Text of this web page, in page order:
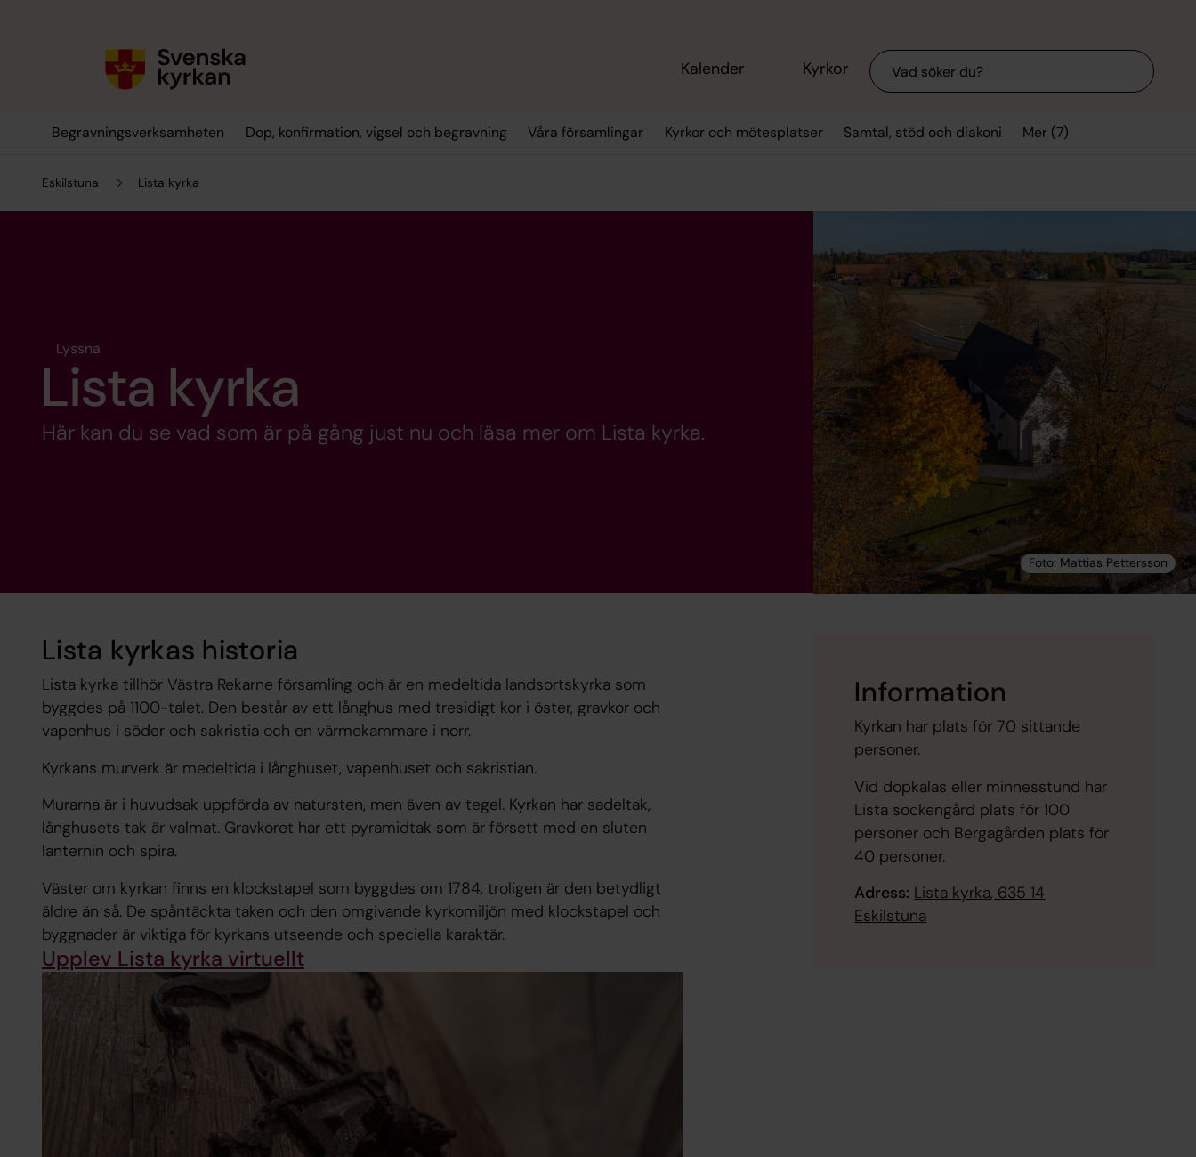
Kalender Kyrkor Sök
Begravningsverksamheten Dop, konfirmation, vigsel och begravning Våra församlingar Kyrkor och mötesplatser Samtal, stöd och diakoni Mer (7)
Eskilstuna Lista kyrka
Lyssna
Lista kyrka
Här kan du se vad som är på gång just nu och läsa mer om Lista kyrka.
Lista kyrkas historia
Lista kyrka tillhör Västra Rekarne församling och är en medeltida landsortskyrka som
byggdes på 1100-talet. Den består av ett långhus med tresidigt kor i öster, gravkor och
vapenhus i söder och sakristia och en värmekammare i norr.
Kyrkans murverk är medeltida i långhuset, vapenhuset och sakristian.
Murarna är i huvudsak uppförda av natursten, men även av tegel. Kyrkan har sadeltak,
långhusets tak är valmat. Gravkoret har ett pyramidtak som är försett med en sluten
lanternin och spira.
Väster om kyrkan finns en klockstapel som byggdes om 1784, troligen är den betydligt
äldre än så. De spåntäckta taken och den omgivande kyrkomiljön med klockstapel och
byggnader är viktiga för kyrkans utseende och speciella karaktär.
Information
Kyrkan har plats för 70 sittande
personer.
Vid dopkalas eller minnesstund har
Lista sockengård plats för 100
personer och Bergagården plats för
40 personer.
Adress: Lista kyrka, 635 14
Eskilstuna
Upplev Lista kyrka virtuellt